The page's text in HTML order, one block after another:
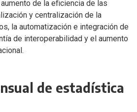
de la eficiencia de las
y centralización de la
la automatización e integración de
de interoperabilidad y el aumento
de estadística